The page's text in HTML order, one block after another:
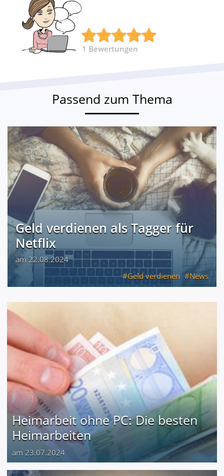
1 Bewertungen
Passend zum Thema
Geld verdienen als Tagger für
Netflix
am 22.08.2024
Geld verdienen
News
Heimarbeit ohne PC: Die besten
Heimarbeiten
am 23.07.2024